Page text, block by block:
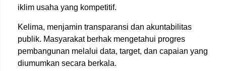
iklim usaha yang kompetitif.
Kelima, menjamin transparansi dan akuntabilitas
publik. Masyarakat berhak mengetahui progres
pembangunan melalui data, target, dan capaian yang
diumumkan secara berkala.